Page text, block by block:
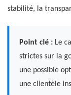
stabilité, la
Point clé : Le
strictes sur la
une possible
une clientèle